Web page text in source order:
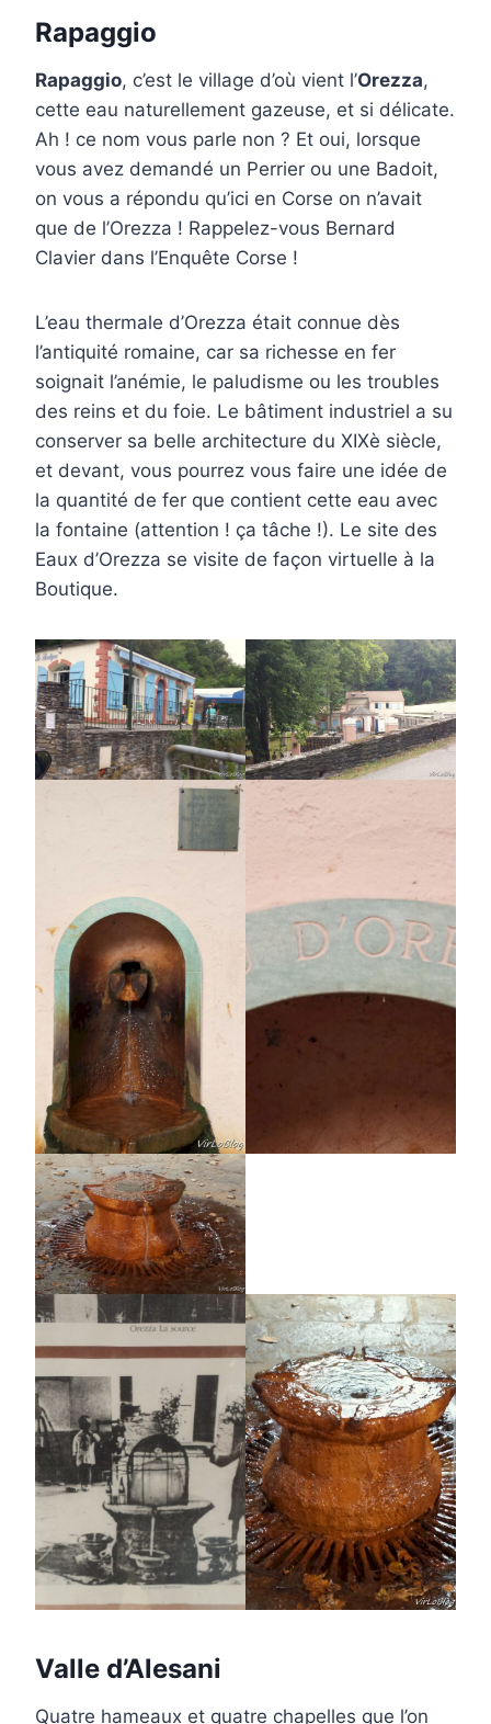
Rapaggio
Rapaggio, c’est le village d’où vient l’Orezza,
cette eau naturellement gazeuse, et si délicate.
Ah ! ce nom vous parle non ? Et oui, lorsque
vous avez demandé un Perrier ou une Badoit,
on vous a répondu qu’ici en Corse on n’avait
que de l’Orezza ! Rappelez-vous Bernard
Clavier dans l’Enquête Corse !
L’eau thermale d’Orezza était connue dès
l’antiquité romaine, car sa richesse en fer
soignait l’anémie, le paludisme ou les troubles
des reins et du foie. Le bâtiment industriel a su
conserver sa belle architecture du XIXè siècle,
et devant, vous pourrez vous faire une idée de
la quantité de fer que contient cette eau avec
la fontaine (attention ! ça tâche !). Le site des
Eaux d’Orezza se visite de façon virtuelle à la
Boutique.
Valle d’Alesani
Quatre hameaux et quatre chapelles que l’on